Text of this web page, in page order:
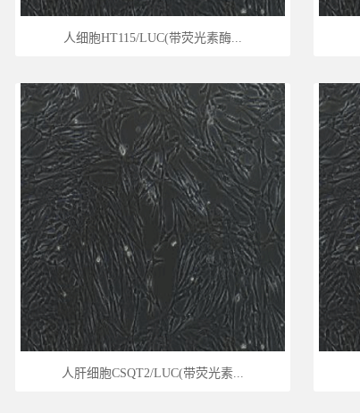
人细胞HT115/LUC(带荧光素酶...
人肝细胞CSQT2/LUC(带荧光素...